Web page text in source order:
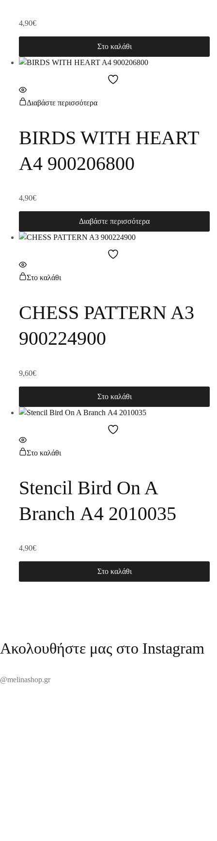
4,90€
Στο καλάθι
Διαβάστε περισσότερα
BIRDS WITH HEART
A4 900206800
4,90€
Διαβάστε περισσότερα
Στο καλάθι
CHESS PATTERN A3
900224900
9,60€
Στο καλάθι
Στο καλάθι
Stencil Bird On A
Branch Α4 2010035
4,90€
Στο καλάθι
Ακολουθήστε μας στο Instagram
@melinashop.gr